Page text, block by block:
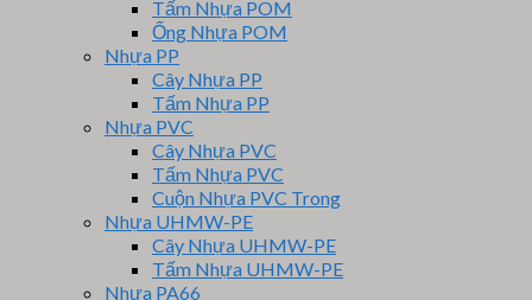
Tấm Nhựa POM
Ống Nhựa POM
Nhựa PP
Cây Nhựa PP
Tấm Nhựa PP
Nhựa PVC
Cây Nhựa PVC
Tấm Nhựa PVC
Cuộn Nhựa PVC Trong
Nhựa UHMW-PE
Cây Nhựa UHMW-PE
Tấm Nhựa UHMW-PE
Nhựa PA66